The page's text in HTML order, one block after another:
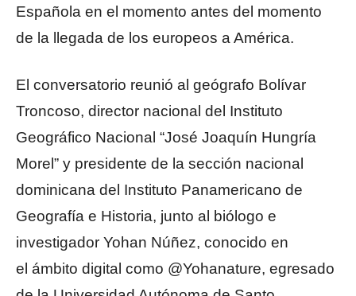
Española en el momento antes del momento
de la llegada de los europeos a América.
El conversatorio reunió al geógrafo Bolívar
Troncoso, director nacional del Instituto
Geográfico Nacional “José Joaquín Hungría
Morel” y presidente de la sección nacional
dominicana del Instituto Panamericano de
Geografía e Historia, junto al biólogo e
investigador Yohan Núñez, conocido en
el ámbito digital como @Yohanature, egresado